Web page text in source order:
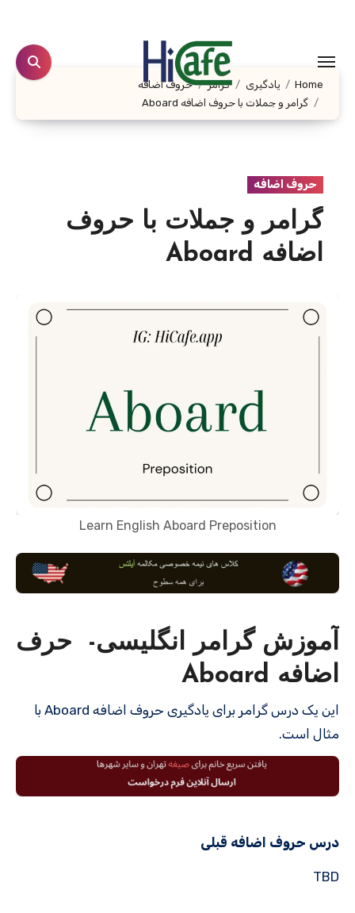
content
Home یادگیری گرامر
حروف اضافه
گرامر و جملات با حروف اضافه Aboard
حروف اضافه
گرامر و جملات با حروف
اضافه Aboard
Learn English Aboard Preposition
آموزش گرامر انگلیسی- حرف
اضافه Aboard
این یک درس گرامر برای یادگیری حروف اضافه Aboard با
مثال است.
درس حروف اضافه قبلی
TBD